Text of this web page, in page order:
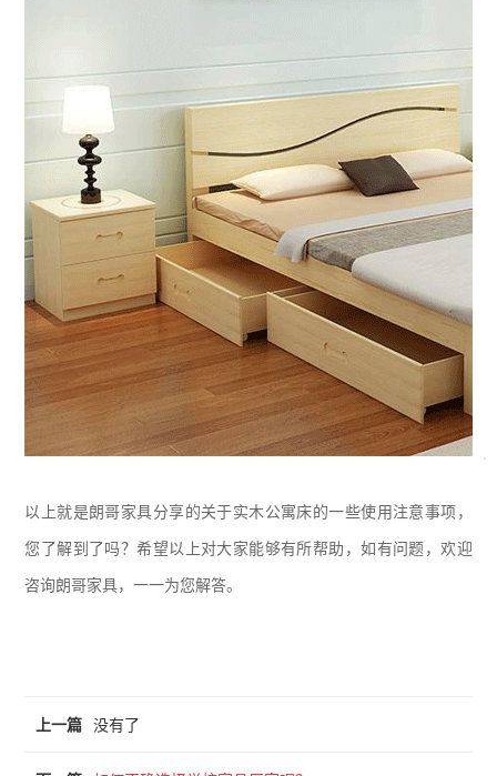
以上就是朗哥家具分享的关于实木公寓床的一些使用注意事项，
您了解到了吗？希望以上对大家能够有所帮助，如有问题，欢迎
咨询朗哥家具，一一为您解答。
上一篇 没有了